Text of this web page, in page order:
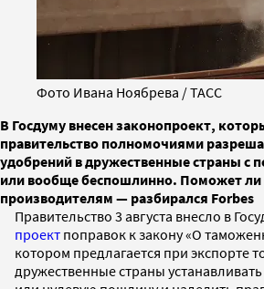
Фото Ивана Ноябрева / ТАСС
В Госдуму внесен законопроект,
правительство полномочиями
удобрений в дружественные страны с
или вообще беспошлинно. Поможет ли
производителям — разбирался Forbes
Правительство 3 августа внесло в
проект поправок к закону «О
котором предлагается при экспорте
дружественные страны